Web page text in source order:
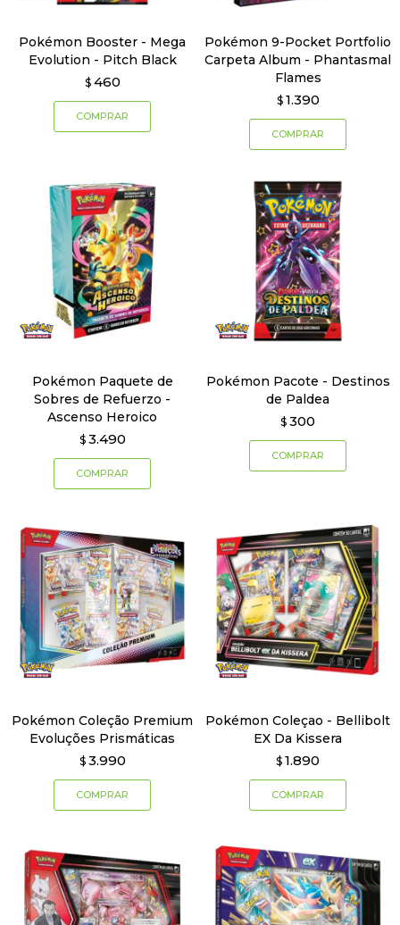
Pokémon Booster - Mega
Evolution - Pitch Black
$ 460
Pokémon 9-Pocket Portfolio
Carpeta Album - Phantasmal
Flames
$ 1.390
Pokémon Paquete de
Sobres de Refuerzo -
Ascenso Heroico
$ 3.490
Pokémon Pacote - Destinos
de Paldea
$ 300
Pokémon Coleção Premium
Evoluções Prismáticas
$ 3.990
Pokémon Coleçao - Bellibolt
EX Da Kissera
$ 1.890